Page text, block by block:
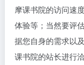
摩课书院的访问速
体验等；当然要评
据您自身的需求以
课书院的站长进行